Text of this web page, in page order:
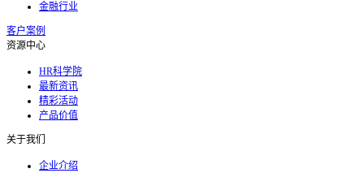
金融行业
客户案例
资源中心
HR科学院
最新资讯
精彩活动
产品价值
关于我们
企业介绍